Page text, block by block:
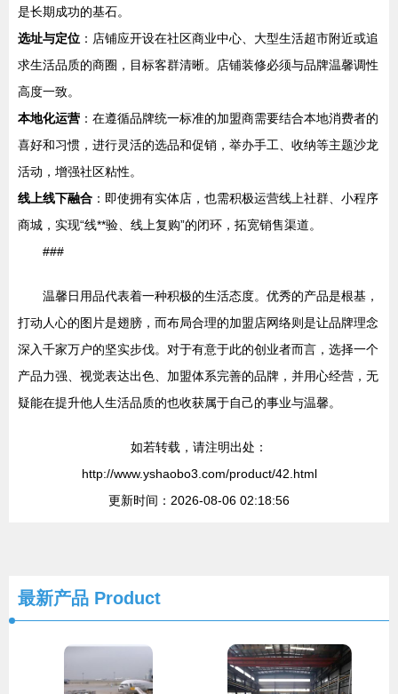
是长期成功的基石。
选址与定位 ：店铺应开设在社区商业中心、大型生活超市附近或追
求生活品质的商圈，目标客群清晰。店铺装修必须与品牌温馨调性
高度一致。
本地化运营 ：在遵循品牌统一标准的加盟商需要结合本地消费者的
喜好和习惯，进行灵活的选品和促销，举办手工、收纳等主题沙龙
活动，增强社区粘性。
线上线下融合 ：即使拥有实体店，也需积极运营线上社群、小程序
商城，实现“线**验、线上复购”的闭环，拓宽销售渠道。
###
温馨日用品代表着一种积极的生活态度。优秀的产品是根基，
打动人心的图片是翅膀，而布局合理的加盟店网络则是让品牌理念
深入千家万户的坚实步伐。对于有意于此的创业者而言，选择一个
产品力强、视觉表达出色、加盟体系完善的品牌，并用心经营，无
疑能在提升他人生活品质的也收获属于自己的事业与温馨。
如若转载，请注明出处：
http://www.yshaobo3.com/product/42.html
更新时间：2026-08-06 02:18:56
最新产品 Product